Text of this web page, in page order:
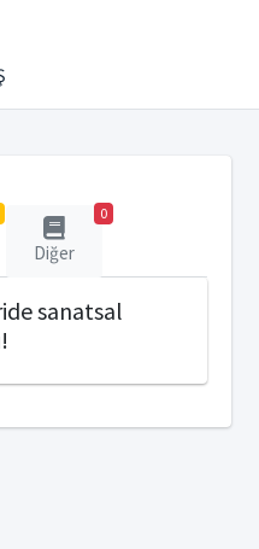
0
Diğer
sanatsal